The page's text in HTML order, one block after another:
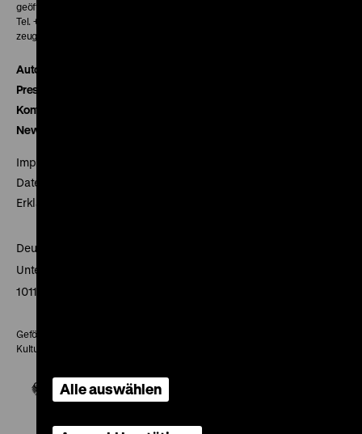
geöffnet 30 Minuten vor Beginn der ersten Vorstellung
Tel. + 49 30 20304-770
zeughauskino@dhm.de
Autor*innen
Presse
Kontakt
Newsletter
Impressum
Datenschutz
Erklärung digitale Barrierefreiheit
Deutsches Historisches Museum
Unter den Linden 2
10117 Berlin
Gefördert mit Mitteln des Beauftragten der Bundesregierung für
Kultur und Medien
Alle auswählen